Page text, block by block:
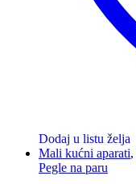
Dodaj u listu želja
Mali kućni aparati,
Pegle na paru